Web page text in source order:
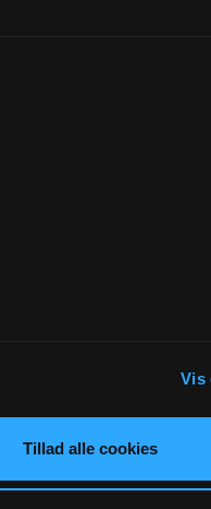
Vis
Tillad alle cookies
Menighedsrådsmøde
27